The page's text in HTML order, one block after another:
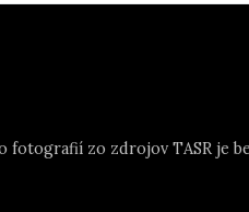
fotografií zo zdrojov TASR je